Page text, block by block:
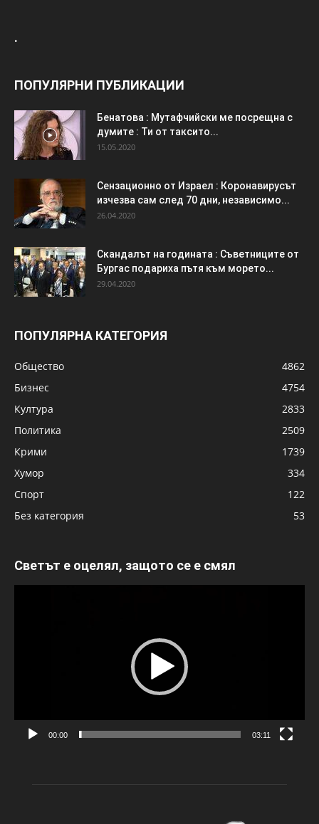
.
ПОПУЛЯРНИ ПУБЛИКАЦИИ
Бенатова : Мутафчийски ме посрещна с
думите : Ти от таксито...
15.05.2020
Сензационно от Израел : Коронавирусът
изчезва сам след 70 дни, независимо...
26.04.2020
Скандалът на годината : Съветниците от
Бургас подариха пътя към морето...
29.04.2020
ПОПУЛЯРНА КАТЕГОРИЯ
Общество
4862
Бизнес
4754
Култура
2833
Политика
2509
Крими
1739
Хумор
334
Спорт
122
Без категория
53
Светът е оцелял, защото се е смял
00:00 03:11